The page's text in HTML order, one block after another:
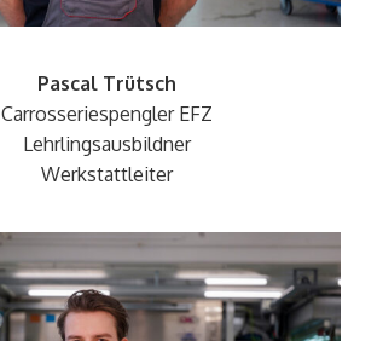
Pascal Trütsch
CarrosseriespenglerEFZ
Lehrlingsausbildner
Werkstattleiter